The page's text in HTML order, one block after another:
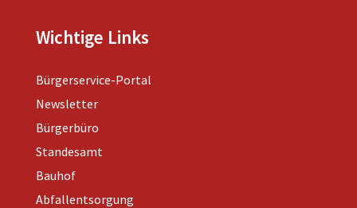
Wichtige Links
Bürgerservice-Portal
Newsletter
Bürgerbüro
Standesamt
Bauhof
Abfallentsorgung